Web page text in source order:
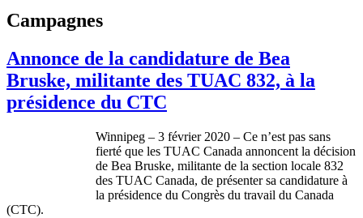
Campagnes
Annonce de la candidature de Bea
Bruske, militante des TUAC 832, à la
présidence du CTC
Winnipeg – 3 février 2020 – Ce n’est pas sans
fierté que les TUAC Canada annoncent la décision
de Bea Bruske, militante de la section locale 832
des TUAC Canada, de présenter sa candidature à
la présidence du Congrès du travail du Canada
(CTC).